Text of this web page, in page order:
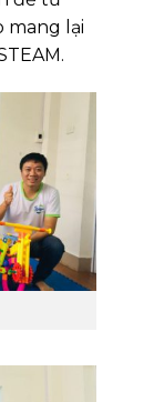
mang lại